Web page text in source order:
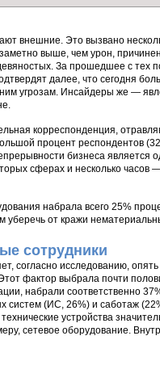
внешние. Это вызвано
выше, чем урон,
За прошедшее с тех
далее, что сегодня
угрозам. Инсайдеры же —
корреспонденция,
процент респондентов
бизнеса является
сферах и несколько часов
набрала всего 25%
уберечь от кражи
сотрудники
согласно исследованию,
фактор выбрала почти
набрали соответственно
(ИС, 26%) и саботаж
устройства
сетевое оборудование.